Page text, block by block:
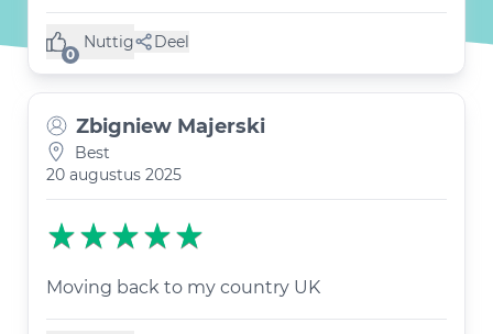
0
Nuttig
(0 like) Deel
Zbigniew Majerski
Best
20 augustus 2025
Moving back to my country UK